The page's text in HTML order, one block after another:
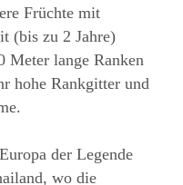
Früchte mit
(bis zu 2 Jahre)
Meter lange Ranken
hohe Rankgitter und
der Legende
wo die